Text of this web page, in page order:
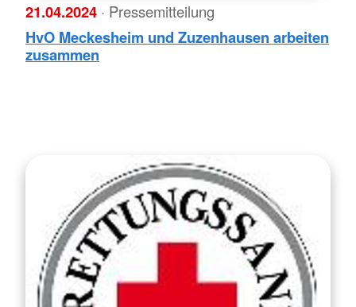
21.04.2024 · Pressemitteilung
HvO Meckesheim und Zuzenhausen arbeiten
zusammen